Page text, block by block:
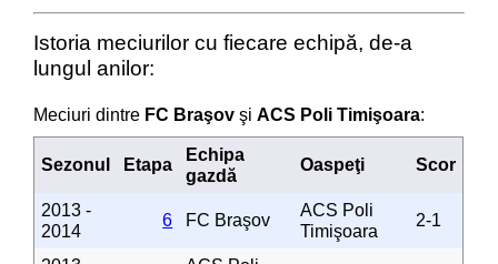
Istoria meciurilor cu fiecare echipă, de-a
lungul anilor:
Meciuri dintre FC Braşov şiACS Poli Timişoara:
Sezonul Etapa
Echipa
gazdă
Oaspeţi Scor
2013 -
2014
6 FC Braşov
ACS Poli
Timişoara
2-1